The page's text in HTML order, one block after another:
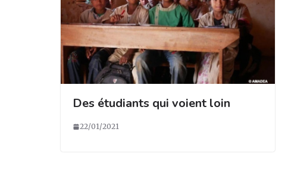
Des étudiants qui voient loin
22/01/2021